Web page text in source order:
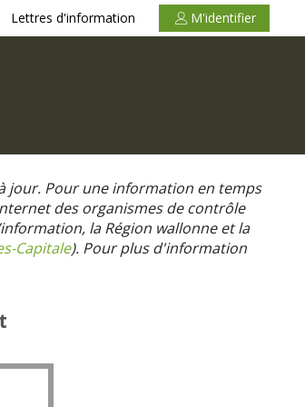
Lettres d'information M'identifier
jour. Pour une information en temps
des organismes de contrôle
la Région wallonne et la
Capitale). Pour plus d'information